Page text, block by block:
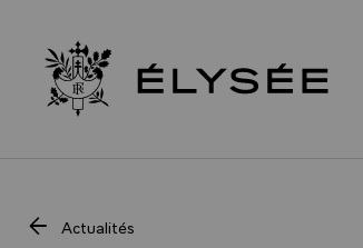
Retour à l’accueil Élysée
Actualités